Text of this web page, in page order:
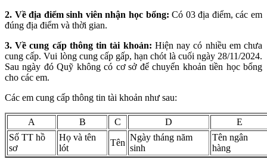
2. Về địa điểm sinh viên nhận học bổng:Có 03 địa điểm, các em
đúng địa điểm và thời gian.
3. Về cung cấp thông tin tài khoản: Hiện nay có nhiều em chưa
cung cấp. Vui lòng cung cấp gấp, hạn chót là cuối ngày 28/11/2024.
Sau ngày đó Quỹ không có cơ sở để chuyển khoản tiền học bổng
cho các em.
Các em cung cấp thông tin tài khoản như sau:
A B C D
E
Số TT hồ
sơ
Họ và tên
lót
Tên
Ngày tháng năm
sinh
Tên ngân
hàng